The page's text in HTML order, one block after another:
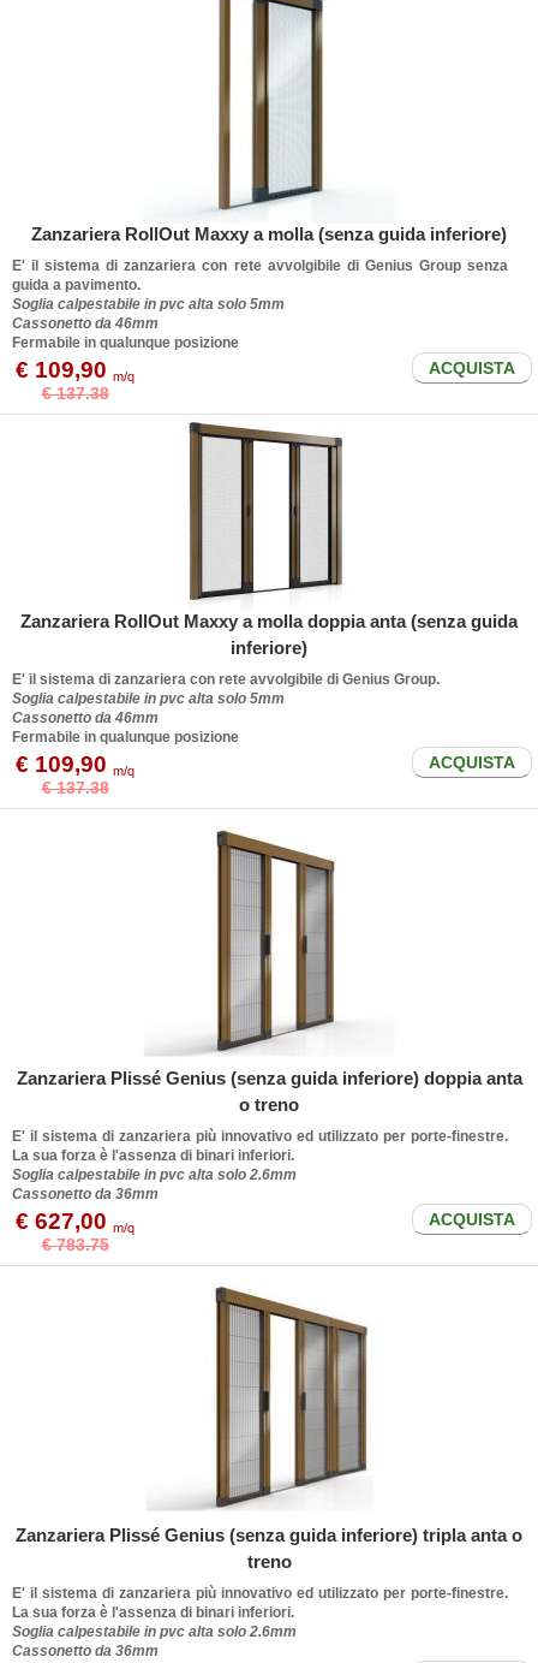
Zanzariera RollOut Maxxy a molla (senza guida inferiore)
E' il sistema di zanzariera con rete avvolgibile di Genius Group senza
guida a pavimento.
Soglia calpestabile in pvc alta solo 5mm
Cassonetto da 46mm
Fermabile in qualunque posizione
€ 109,90 m/q
€ 137.38
ACQUISTA
Zanzariera RollOut Maxxy a molla doppia anta (senza guida
inferiore)
E' il sistema di zanzariera con rete avvolgibile di Genius Group.
Soglia calpestabile in pvc alta solo 5mm
Cassonetto da 46mm
Fermabile in qualunque posizione
€ 109,90 m/q
€ 137.38
ACQUISTA
Zanzariera Plissé Genius (senza guida inferiore) doppia anta
o treno
E' il sistema di zanzariera più innovativo ed utilizzato per porte-finestre.
La sua forza è l'assenza di binari inferiori.
Soglia calpestabile in pvc alta solo 2.6mm
Cassonetto da 36mm
€ 627,00 m/q
€ 783.75
ACQUISTA
Zanzariera Plissé Genius (senza guida inferiore) tripla anta o
treno
E' il sistema di zanzariera più innovativo ed utilizzato per porte-finestre.
La sua forza è l'assenza di binari inferiori.
Soglia calpestabile in pvc alta solo 2.6mm
Cassonetto da 36mm